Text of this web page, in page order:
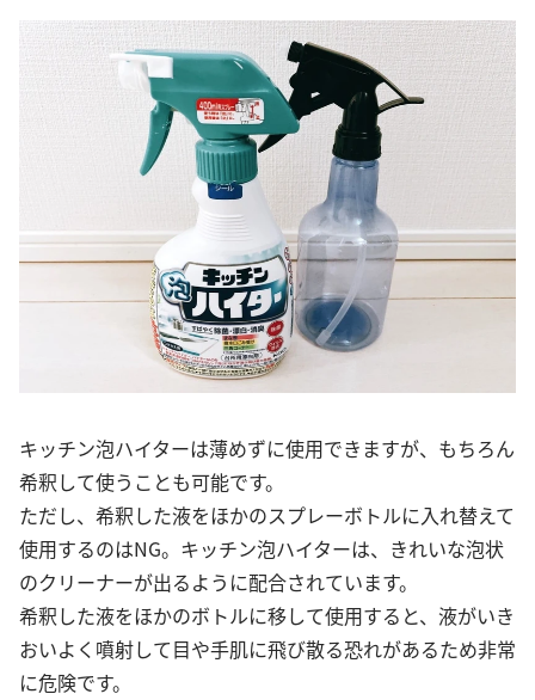
キッチン泡ハイターは薄めずに使用できますが、もちろん
希釈して使うことも可能です。
ただし、希釈した液をほかのスプレーボトルに入れ替えて
使用するのはNG。キッチン泡ハイターは、きれいな泡状
のクリーナーが出るように配合されています。
希釈した液をほかのボトルに移して使用すると、液がいき
おいよく噴射して目や手肌に飛び散る恐れがあるため非常
に危険です。